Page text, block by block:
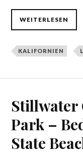
WEITERLESEN
KALIFORNIEN
Stillwater
Park –
State